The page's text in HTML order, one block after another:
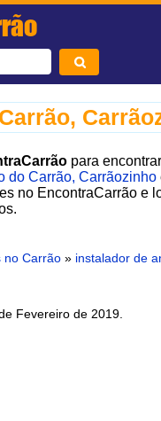
para
do Carrão, Carrãozinho
no EncontraCarrão e
no Carrão » instalador de
Fevereiro de 2019.